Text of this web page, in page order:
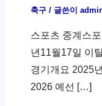
축구/ 글쓴이
스포츠 중계스
년11월17일 이
경기개요 2025
2026 예선 […]